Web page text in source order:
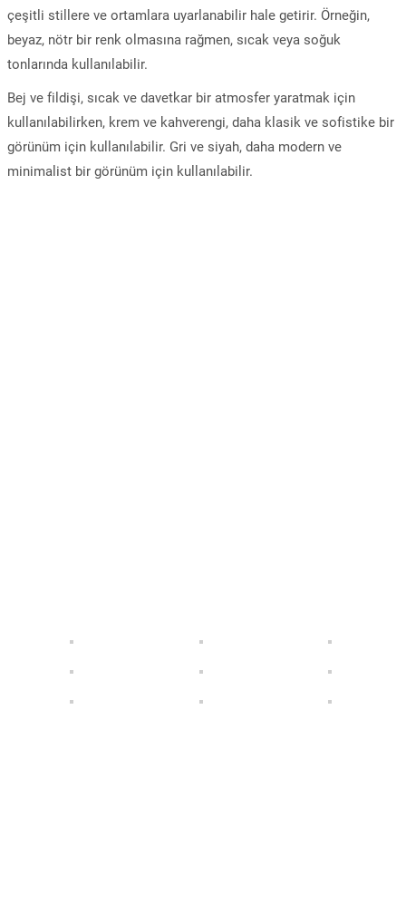
çeşitli stillere ve ortamlara uyarlanabilir hale getirir. Örneğin,
beyaz, nötr bir renk olmasına rağmen, sıcak veya soğuk
tonlarında kullanılabilir.
Bej ve fildişi, sıcak ve davetkar bir atmosfer yaratmak için
kullanılabilirken, krem ve kahverengi, daha klasik ve sofistike bir
görünüm için kullanılabilir. Gri ve siyah, daha modern ve
minimalist bir görünüm için kullanılabilir.